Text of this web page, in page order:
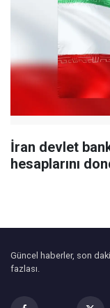
İran devlet
hesaplarını
Güncel haberler, son
fazlası.